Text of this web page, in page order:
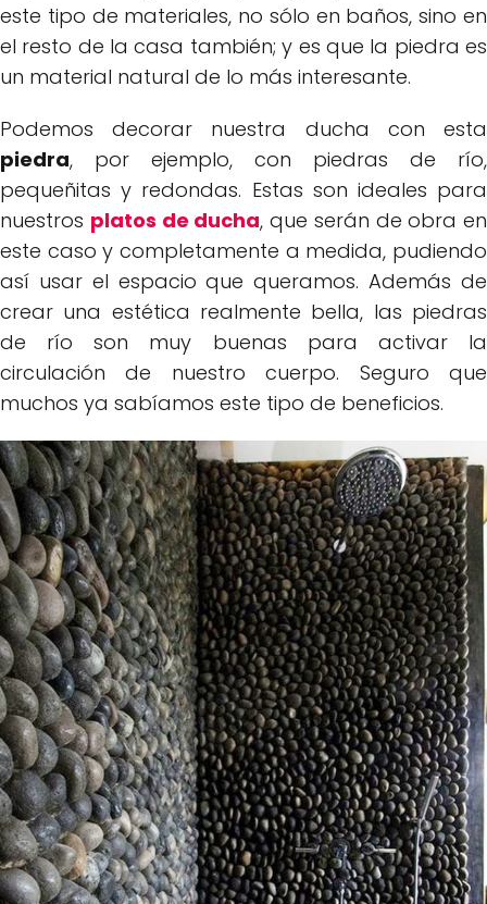
este tipo de materiales, no sólo en baños, sino en
el resto de la casa también; y es que la piedra es
un material natural de lo más interesante.
Podemos decorar nuestra ducha con esta
piedra, por ejemplo, con piedras de río,
pequeñitas y redondas. Estas son ideales para
nuestros platos de ducha, que serán de obra en
este caso y completamente a medida, pudiendo
así usar el espacio que queramos. Además de
crear una estética realmente bella, las piedras
de río son muy buenas para activar la
circulación de nuestro cuerpo. Seguro que
muchos ya sabíamos este tipo de beneficios.